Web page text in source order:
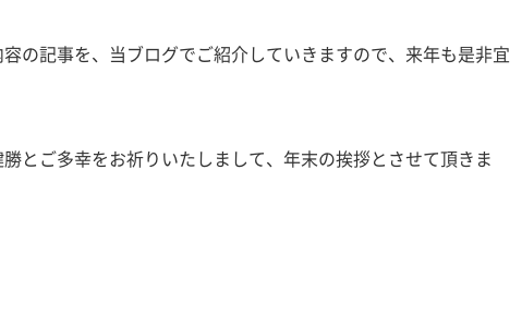
の記事を、当ブログでご紹介していきますので、来年も是非宜
とご多幸をお祈りいたしまして、年末の挨拶とさせて頂きま